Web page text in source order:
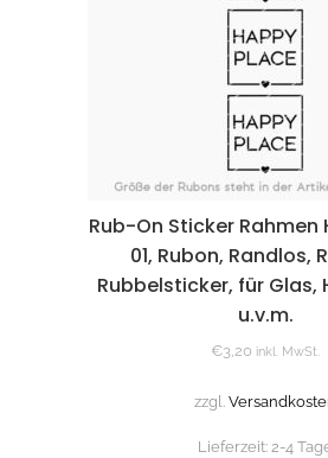
Rub-On Sticker Rahmen
01, Rubon, Randlos,
Rubbelsticker, für Glas,
u.v.m.
€3,20 inkl. MwSt.
zzgl.
Lieferzeit: 2-4